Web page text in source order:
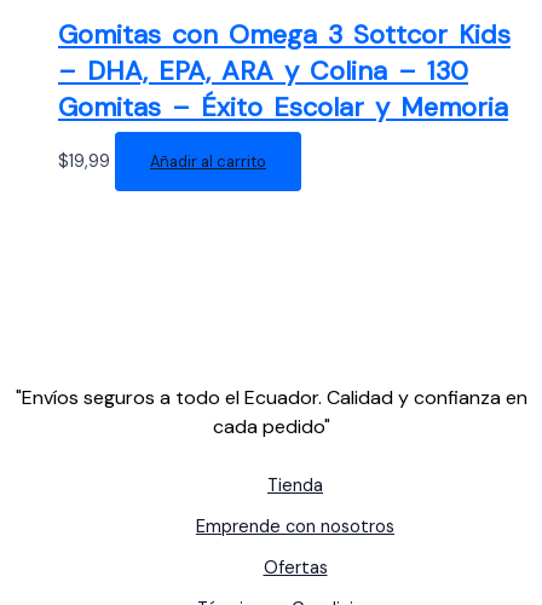
Gomitas con Omega 3 Sottcor Kids
– DHA, EPA, ARA y Colina – 130
Gomitas – Éxito Escolar y Memoria
$19,99 Añadir al carrito
"Envíos seguros a todo el Ecuador. Calidad y confianza en
cada pedido"
Tienda
Emprende con nosotros
Ofertas